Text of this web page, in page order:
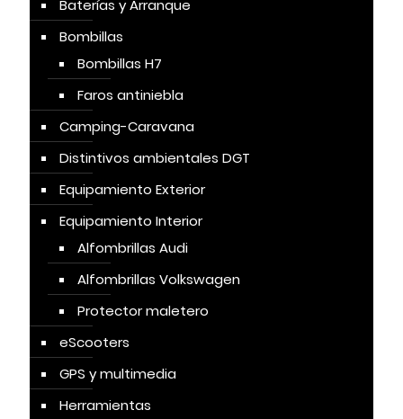
Baterías y Arranque
Bombillas
Bombillas H7
Faros antiniebla
Camping-Caravana
Distintivos ambientales DGT
Equipamiento Exterior
Equipamiento Interior
Alfombrillas Audi
Alfombrillas Volkswagen
Protector maletero
eScooters
GPS y multimedia
Herramientas